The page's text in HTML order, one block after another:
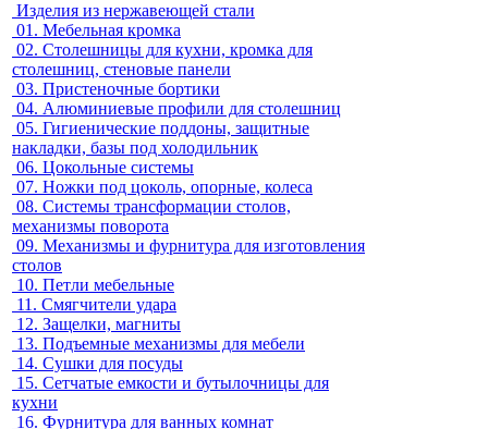
Изделия из нержавеющей стали
01. Мебельная кромка
02. Столешницы для кухни, кромка для
столешниц, стеновые панели
03. Пристеночные бортики
04. Алюминиевые профили для столешниц
05. Гигиенические поддоны, защитные
накладки, базы под холодильник
06. Цокольные системы
07. Ножки под цоколь, опорные, колеса
08. Системы трансформации столов,
механизмы поворота
09. Механизмы и фурнитура для изготовления
столов
10. Петли мебельные
11. Смягчители удара
12. Защелки, магниты
13. Подъемные механизмы для мебели
14. Сушки для посуды
15. Сетчатые емкости и бутылочницы для
кухни
16. Фурнитура для ванных комнат